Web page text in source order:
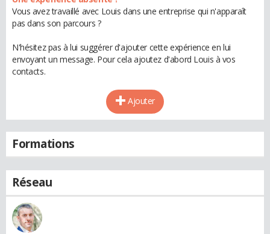
Vous avez travaillé avec Louis dans une entreprise qui n'apparaît
pas dans son parcours ?
N'hésitez pas à lui suggérer d'ajouter cette expérience en lui
envoyant un message. Pour cela ajoutez d'abord Louis à vos
contacts.
Ajouter
Formations
Réseau